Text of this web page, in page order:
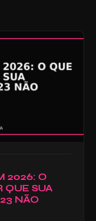
2026: O
QUE SUA
NÃO